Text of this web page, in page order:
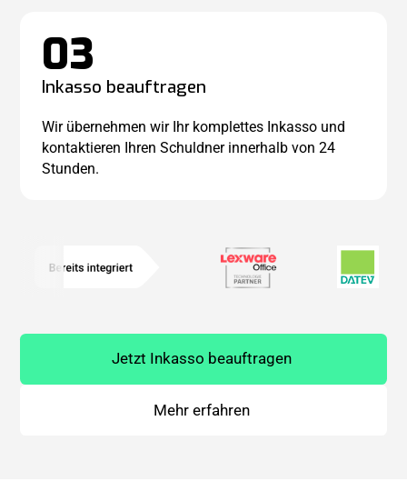
03
Inkasso beauftragen
Wir übernehmen wir Ihr komplettes Inkasso und
kontaktieren Ihren Schuldner innerhalb von 24
Stunden.
Jetzt Inkasso beauftragen
Mehr erfahren